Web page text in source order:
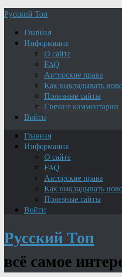
Русский Топ
Главная
Информация
О сайте
FAQ
Авторские права
Как выкладывать
Полезные сайты
Свежие комментарии
Войти
Главная
Информация
О сайте
FAQ
Авторские права
Как выкладывать
Полезные сайты
Войти
Русский Топ
всё самое